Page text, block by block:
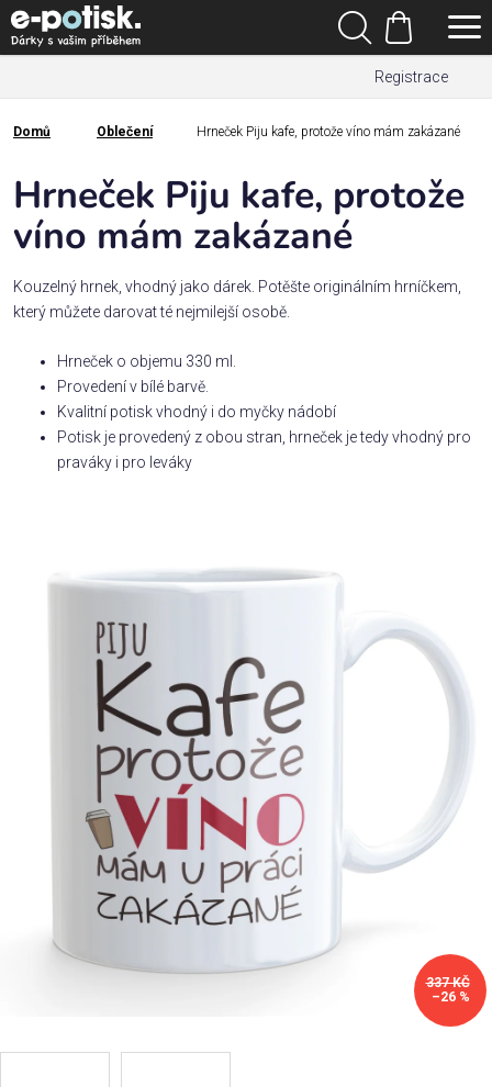
Přejít
na
obsah
Registrace
Hledat
Nákupní
košík
Kategorie
Dárek
Rodina
Láska
Povolání,
zájmy a
Domů
Domů Oblečení Hrneček Piju kafe, protože víno mám zakázané
Hrneček Piju kafe, protože
víno mám zakázané
Kouzelný hrnek, vhodný jako dárek. Potěšte originálním hrníčkem,
který můžete darovat té nejmilejší osobě.
Hrneček o objemu 330 ml.
Provedení v bílé barvě.
Kvalitní potisk vhodný i do myčky nádobí
Potisk je provedený z obou stran, hrneček je tedy vhodný pro
praváky i pro leváky
337 KČ
–26 %